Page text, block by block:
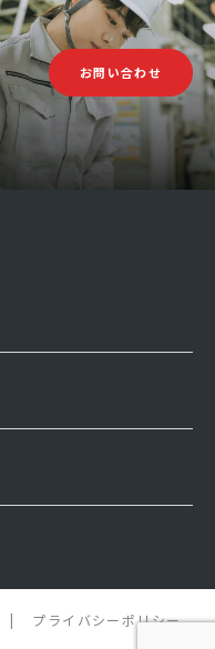
お問い合わせ
プライバシーポリシー